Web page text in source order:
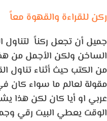
ركن للقراءة والقهوة معاً
جميل أن تجعل ركناً
الساخن ولكن الأجمل من
من الكتب حيث أثناء
مقولة لعالم ما سواء كان
عربي او أيا كان لكن هذا
الوقت يعطي البيت رقي